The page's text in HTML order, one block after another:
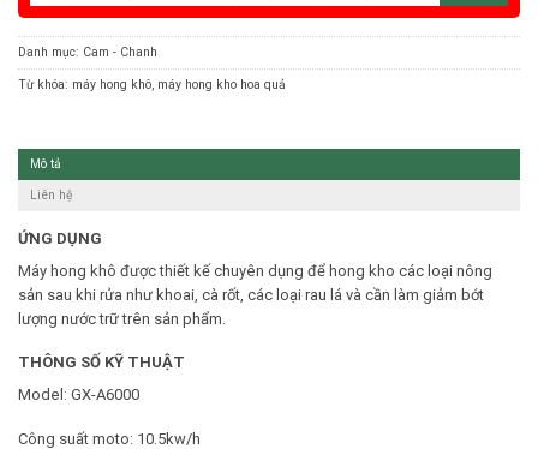
Danh mục: Cam - Chanh
Từ khóa: máy hong khô, máy hong kho hoa quả
Mô tả
Liên hệ
ỨNG DỤNG
Máy hong khô được thiết kế chuyên dụng để hong kho các loại nông
sản sau khi rửa như khoai, cà rốt, các loại rau lá và cần làm giảm bớt
lượng nước trữ trên sản phẩm.
THÔNG SỐ KỸ THUẬT
Model: GX-A6000
Công suất moto: 10.5kw/h